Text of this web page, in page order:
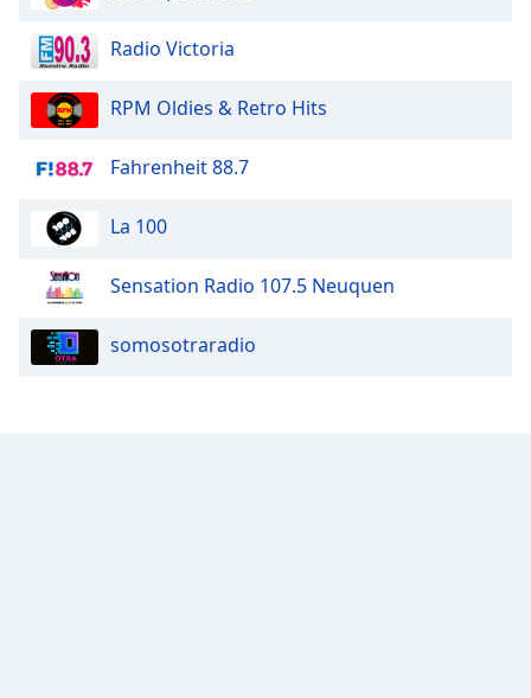
Text
Edge
Style
Family
Reset
Close
Modal
Radio Victoria
RPM Oldies & Retro Hits
Fahrenheit 88.7
La 100
Sensation Radio 107.5 Neuquen
somosotraradio